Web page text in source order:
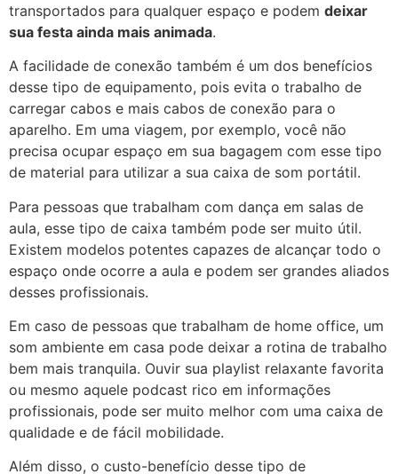
transportados para qualquer espaço e podem deixar
sua festa ainda mais animada.
A facilidade de conexão também é um dos benefícios
desse tipo de equipamento, pois evita o trabalho de
carregar cabos e mais cabos de conexão para o
aparelho. Em uma viagem, por exemplo, você não
precisa ocupar espaço em sua bagagem com esse tipo
de material para utilizar a sua caixa de som portátil.
Para pessoas que trabalham com dança em salas de
aula, esse tipo de caixa também pode ser muito útil.
Existem modelos potentes capazes de alcançar todo o
espaço onde ocorre a aula e podem ser grandes aliados
desses profissionais.
Em caso de pessoas que trabalham de home office, um
som ambiente em casa pode deixar a rotina de trabalho
bem mais tranquila. Ouvir sua playlist relaxante favorita
ou mesmo aquele podcast rico em informações
profissionais, pode ser muito melhor com uma caixa de
qualidade e de fácil mobilidade.
Além disso, o custo-benefício desse tipo de